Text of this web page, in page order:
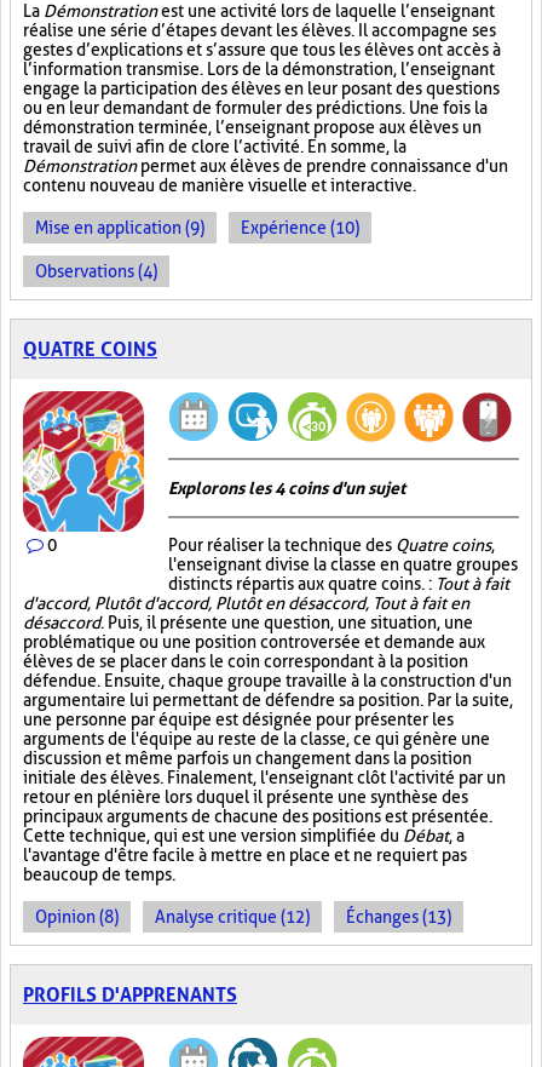
La Démonstrationest une activité lors de laquelle l’enseignant
réalise une série d’étapes devant les élèves. Il accompagne ses
gestes d’explications et s’assure que tous les élèves ont accès à
l’information transmise. Lors de la démonstration, l’enseignant
engage la participation des élèves en leur posant des questions
ou en leur demandant de formuler des prédictions. Une fois la
démonstration terminée, l’enseignant propose aux élèves un
travail de suivi afin de clore l’activité. En somme, la
Démonstrationpermet aux élèves de prendre connaissance d'un
contenu nouveau de manière visuelle et interactive.
Mise en application (9) Expérience (10)
Observations (4)
QUATRE COINS
0
Explorons les 4 coins d'un sujet
Pour réaliser la technique des Quatre coins,
l'enseignant divise la classe en quatre groupes
distincts répartis aux quatre coins. : Tout à fait
d'accord, Plutôt d'accord, Plutôt en désaccord, Tout à fait en
désaccord. Puis, il présente une question, une situation, une
problématique ou une position controversée et demande aux
élèves de se placer dans le coin correspondant à la position
défendue. Ensuite, chaque groupe travaille à la construction d'un
argumentaire lui permettant de défendre sa position. Par la suite,
une personne par équipe est désignée pour présenter les
arguments de l'équipe au reste de la classe, ce qui génère une
discussion et même parfois un changement dans la position
initiale des élèves. Finalement, l'enseignant clôt l'activité par un
retour en plénière lors duquel il présente une synthèse des
principaux arguments de chacune des positions est présentée.
Cette technique, qui est une version simplifiée du Débat, a
l'avantage d'être facile à mettre en place et ne requiert pas
beaucoup de temps.
Opinion (8) Analyse critique (12) Échanges (13)
PROFILS D'APPRENANTS